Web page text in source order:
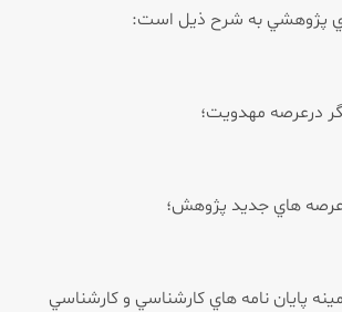
پژوهشي به شرح ذيل است:
پايان نامه هاي كارشناسي و كارشناسي